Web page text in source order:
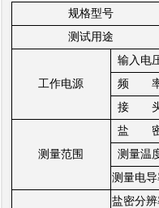
规格型号
测试用途
工作电源
输入电
频
接
测量范围
盐
测量温
测量电
盐密分